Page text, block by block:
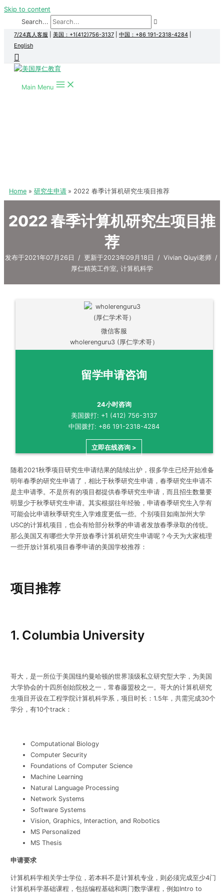
Skip to content
Search...
7/24真人客服 美国：+1(412)756-3137 中国：+86 191-2318-4284
English
Main Menu
Home 研究生申请 2022 春季计算机研究生项目推荐
2022 春季计算机研究生项目推
荐
发布于2021年07月26日 / 更新于2023年09月18日 / Vivian Qiuyi老师 /
厚仁精英工作室, 计算机科学
微信客服
wholerenguru3 (厚仁学术哥）
留学申请咨询
24小时咨询
美国拨打: +1 (412) 756-3137
中国拨打: +86 191-2318-4284
立即在线咨询 >
随着2021秋季项目研究生申请结果的陆续出炉，很多学生已经开始准备
明年春季的研究生申请了， 相比于秋季研究生申请，春季研究生申请不
是主申请季。不是所有的项目都提供春季研究生申请，而且招生数量要
明显少于秋季研究生申请。其实根据往年经验，申请春季研究生入学有
可能会比申请秋季研究生入学难度更低一些。个别项目如南加州大学
USC的计算机项目，也会有给部分秋季的申请者发放春季录取的传统。
那么美国又有哪些大学开放春季计算机研究生申请呢？ 今天为大家梳理
一些开放计算机项目春季申请的美国学校推荐：
项目推荐
1. Columbia University
哥大，是一所位于美国纽约曼哈顿的世界顶级私立研究型大学，为美国
大学协会的十四所创始院校之一，常春藤盟校之一。 哥大的计算机研究
生项目 开设在工程学院计算机科学系， 项目时长：1.5年，共需完成30个
学分，有10个track：
Computational Biology
Computer Security
Foundations of Computer Science
Machine Learning
Natural Language Processing
Network Systems
Software Systems
Vision, Graphics, Interaction, and Robotics
MS Personalized
MS Thesis
申请要求
计算机科学相关学士学位，若本科不是计算机专业，则必须完成至少4门
计算机科学基础课程，包括编程基础和两门数学课程，例如Intro to